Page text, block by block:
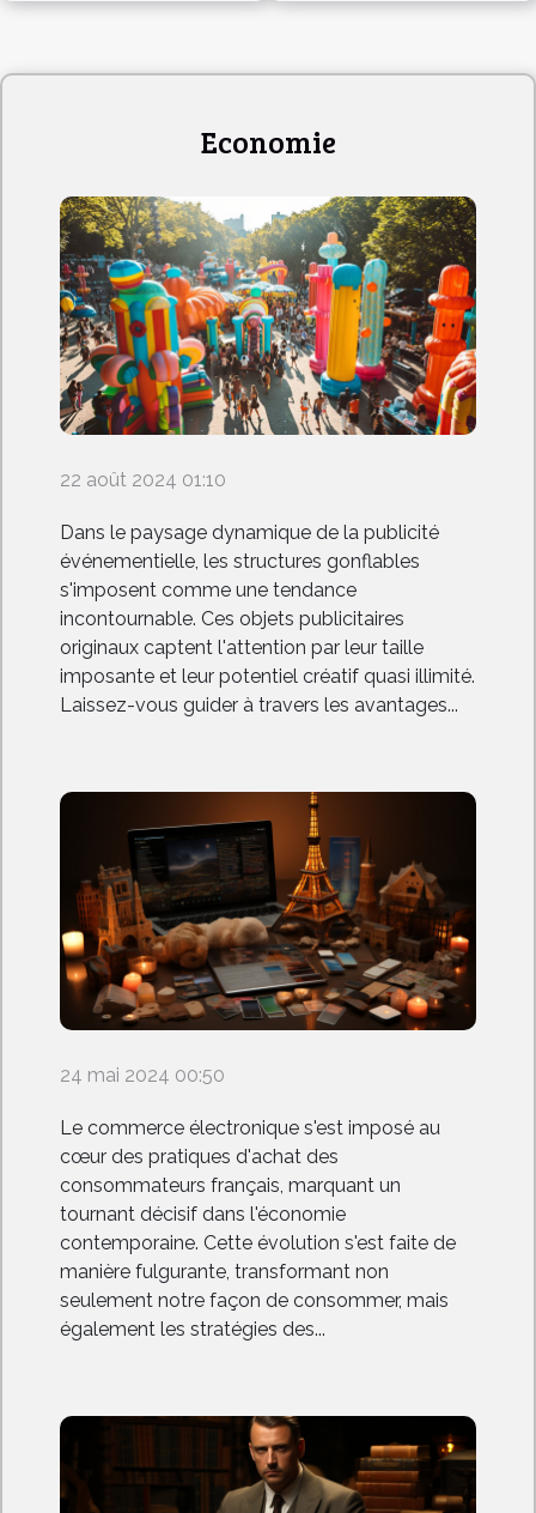
Economie
22 août 2024 01:10
Dans le paysage dynamique de la publicité
événementielle, les structures gonflables
s'imposent comme une tendance
incontournable. Ces objets publicitaires
originaux captent l'attention par leur taille
imposante et leur potentiel créatif quasi illimité.
Laissez-vous guider à travers les avantages...
24 mai 2024 00:50
Le commerce électronique s'est imposé au
cœur des pratiques d'achat des
consommateurs français, marquant un
tournant décisif dans l'économie
contemporaine. Cette évolution s'est faite de
manière fulgurante, transformant non
seulement notre façon de consommer, mais
également les stratégies des...